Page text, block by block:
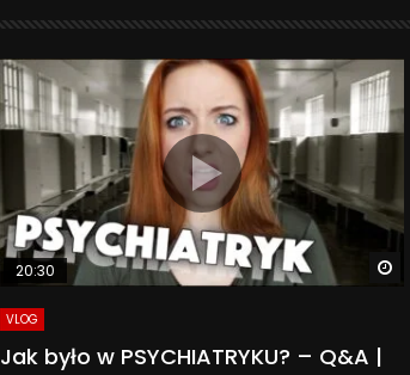
20:30
VLOG
Jak było w PSYCHIATRYKU? – Q&A |